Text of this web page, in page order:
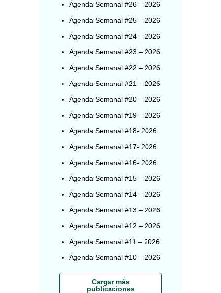
Agenda Semanal #26 – 2026
Agenda Semanal #25 – 2026
Agenda Semanal #24 – 2026
Agenda Semanal #23 – 2026
Agenda Semanal #22 – 2026
Agenda Semanal #21 – 2026
Agenda Semanal #20 – 2026
Agenda Semanal #19 – 2026
Agenda Semanal #18- 2026
Agenda Semanal #17- 2026
Agenda Semanal #16- 2026
Agenda Semanal #15 – 2026
Agenda Semanal #14 – 2026
Agenda Semanal #13 – 2026
Agenda Semanal #12 – 2026
Agenda Semanal #11 – 2026
Agenda Semanal #10 – 2026
Cargar más
publicaciones